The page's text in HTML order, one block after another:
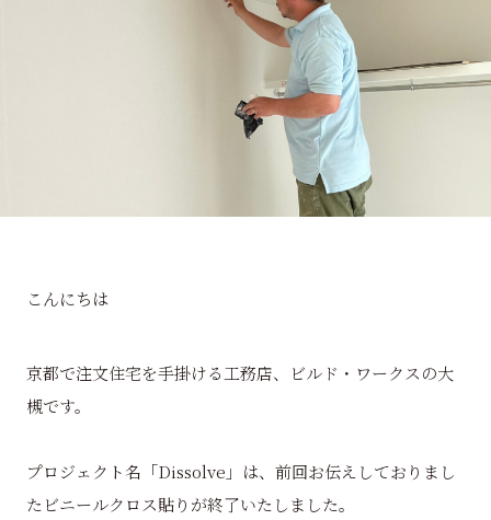
こんにちは
京都で注文住宅を手掛ける工務店、ビルド・ワークスの大
槻です。
プロジェクト名「Dissolve」は、前回お伝えしておりまし
たビニールクロス貼りが終了いたしました。